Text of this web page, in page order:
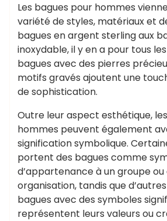
Les bagues pour hommes
variété de styles, matériaux et
bagues en argent sterling aux
inoxydable, il y en a pour tous
bagues avec des pierres
motifs gravés ajoutent une
de sophistication.
Outre leur aspect esthétique,
hommes peuvent également
signification symbolique.
portent des bagues comme
d’appartenance à un groupe ou
organisation, tandis que
bagues avec des symboles
représentent leurs valeurs ou